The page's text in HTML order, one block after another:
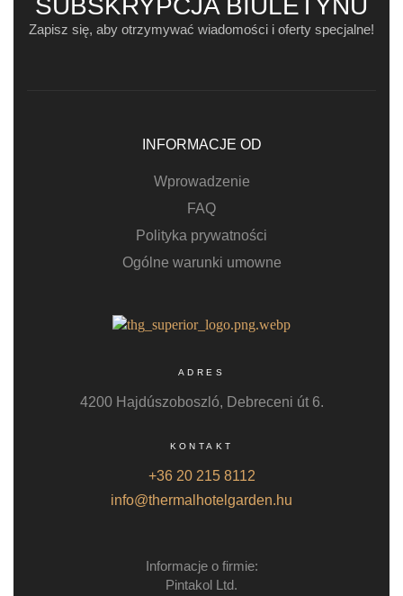
SUBSKRYPCJA BIULETYNU
Zapisz się, aby otrzymywać wiadomości i oferty specjalne!
INFORMACJE OD
Wprowadzenie
FAQ
Polityka prywatności
Ogólne warunki umowne
ADRES
4200 Hajdúszoboszló, Debreceni út 6.
KONTAKT
+36 20 215 8112
info@thermalhotelgarden.hu
Informacje o firmie:
Pintakol Ltd.